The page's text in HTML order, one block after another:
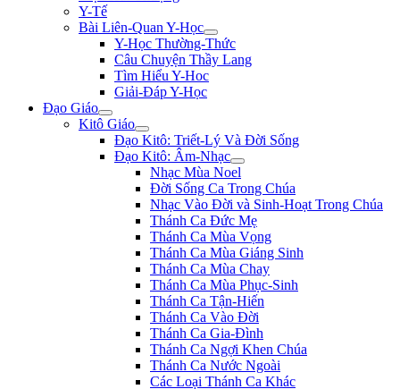
Y-Tế
Bài Liên-Quan Y-Học
Y-Học Thường-Thức
Câu Chuyện Thầy Lang
Tìm Hiểu Y-Hoc
Giải-Đáp Y-Học
Đạo Giáo
Kitô Giáo
Đạo Kitô: Triết-Lý Và Đời Sống
Đạo Kitô: Âm-Nhạc
Nhạc Mùa Noel
Đời Sống Ca Trong Chúa
Nhạc Vào Đời và Sinh-Hoạt Trong Chúa
Thánh Ca Đức Mẹ
Thánh Ca Mùa Vọng
Thánh Ca Mùa Giáng Sinh
Thánh Ca Mùa Chay
Thánh Ca Mùa Phục-Sinh
Thánh Ca Tận-Hiến
Thánh Ca Vào Đời
Thánh Ca Gia-Đình
Thánh Ca Ngợi Khen Chúa
Thánh Ca Nước Ngoài
Các Loại Thánh Ca Khác